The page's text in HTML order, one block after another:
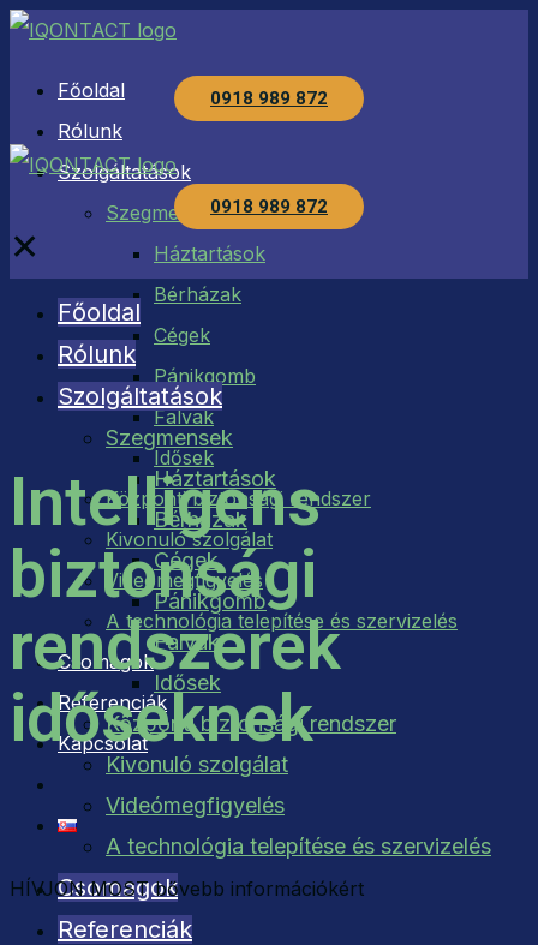
Főoldal
Rólunk
Szolgáltatások
Szegmensek
Háztartások
Bérházak
Cégek
Pánikgomb
Falvak
Idősek
Központi biztonsági rendszer
Kivonuló szolgálat
Videómegfigyelés
A technológia telepítése és szervizelés
Csomagok
Referenciák
Kapcsolat
0918 989 872
0918 989 872
✕
Főoldal
Rólunk
Szolgáltatások
Szegmensek
Háztartások
Bérházak
Cégek
Pánikgomb
Falvak
Idősek
Központi biztonsági rendszer
Kivonuló szolgálat
Videómegfigyelés
A technológia telepítése és szervizelés
Csomagok
Referenciák
Intelligens
biztonsági
rendszerek
időseknek
HÍVJON MOST bővebb információkért